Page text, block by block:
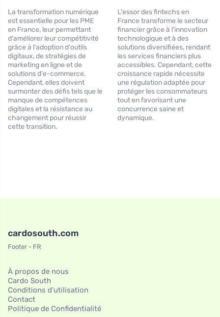
La transformation numérique
est essentielle pour les PME
en France, leur permettant
d'améliorer leur compétitivité
grâce à l'adoption d'outils
digitaux, de stratégies de
marketing en ligne et de
solutions d'e-commerce.
Cependant, elles doivent
surmonter des défis tels que le
manque de compétences
digitales et la résistance au
changement pour réussir
cette transition.
L'essor des fintechs en
France transforme le secteur
financier grâce à l'innovation
technologique et à des
solutions diversifiées, rendant
les services financiers plus
accessibles. Cependant, cette
croissance rapide nécessite
une régulation adaptée pour
protéger les consommateurs
tout en favorisant une
concurrence saine et
dynamique.
cardosouth.com
Footer - FR
À propos de nous
Cardo South
Conditions d’utilisation
Contact
Politique de Confidentialité